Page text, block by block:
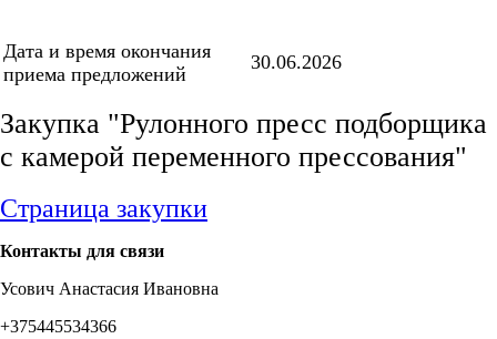
Дата и время окончания
приема предложений
30.06.2026
Закупка "Рулонного пресс подборщика
с камерой переменного прессования"
Страница закупки
Контакты для связи
Усович Анастасия Ивановна
+375445534366